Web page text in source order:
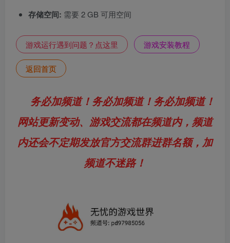
存储空间: 需要 2 GB 可用空间
游戏运行遇到问题？点这里 游戏安装教程
返回首页
务必加频道！务必加频道！务必加频道！
网站更新变动、游戏交流都在频道内，频道
内还会不定期发放官方交流群进群名额，加
频道不迷路！